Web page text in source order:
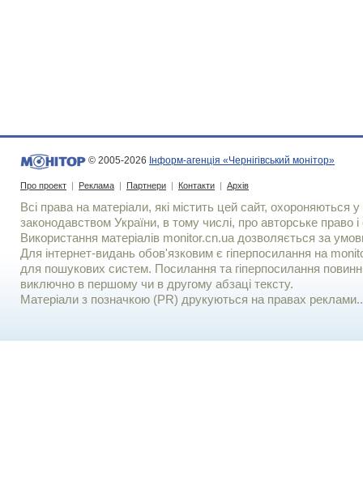
© 2005-2026 Інформ-агенція «Чернігівський монітор»
Про проект | Реклама | Партнери | Контакти | Архів
Всі права на матеріали, які містить цей сайт, охороняються у
законодавством України, в тому числі, про авторське право і
Використання матерiалiв monitor.cn.ua дозволяється за
Для iнтернет-видань обов'язковим є гiперпосилання на
для пошукових систем. Посилання та гіперпосилання
виключно в першому чи в другому абзаці тексту.
Матеріали з позначкою (PR) друкуються на правах реклами..